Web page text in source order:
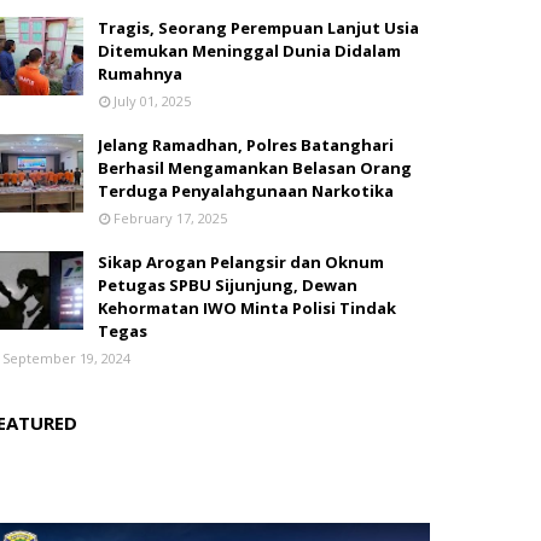
Tragis, Seorang Perempuan Lanjut Usia
Ditemukan Meninggal Dunia Didalam
Rumahnya
July 01, 2025
Jelang Ramadhan, Polres Batanghari
Berhasil Mengamankan Belasan Orang
Terduga Penyalahgunaan Narkotika
February 17, 2025
Sikap Arogan Pelangsir dan Oknum
Petugas SPBU Sijunjung, Dewan
Kehormatan IWO Minta Polisi Tindak
Tegas
September 19, 2024